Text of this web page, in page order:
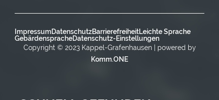
ImpressumDatenschutzBarrierefreiheitLeichte Sprache
GebärdenspracheDatenschutz-Einstellungen
Copyright © 2023 Kappel-Grafenhausen | powered by
Komm.ONE